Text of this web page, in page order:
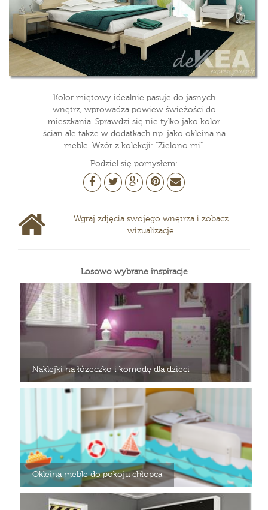
Kolor miętowy idealnie pasuje do jasnych
wnętrz, wprowadza powiew świeżości do
mieszkania. Sprawdzi się nie tylko jako kolor
ścian ale także w dodatkach np. jako okleina na
meble. Wzór z kolekcji: "Zielono mi".
Podziel się pomysłem:
Wgraj zdjęcia swojego wnętrza i zobacz
wizualizacje
Losowo wybrane inspiracje
Naklejki na łóżeczko i komodę dla dzieci
Okleina meble do pokoju chłopca